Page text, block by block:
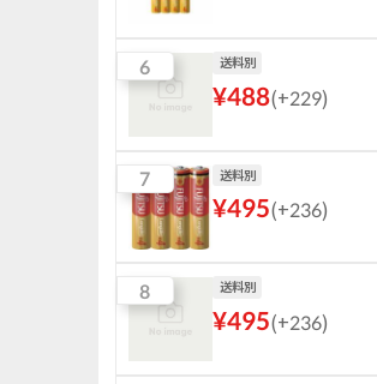
6 送料別
¥488(+229)
7 送料別
¥495(+236)
8 送料別
¥495(+236)